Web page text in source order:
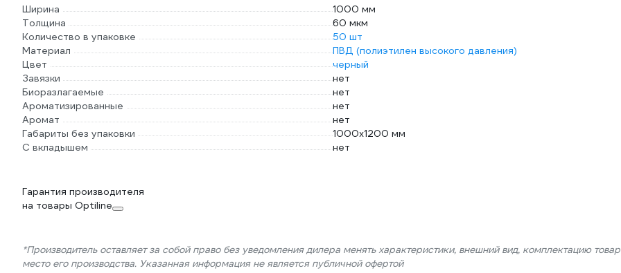
Ширина
1000 мм
Толщина
60 мкм
Количество в упаковке
50 шт
Материал
ПВД (полиэтилен высокого давления)
Цвет
черный
Завязки
нет
Биоразлагаемые
нет
Ароматизированные
нет
Аромат
нет
Габариты без упаковки
1000х1200 мм
С вкладышем
нет
Гарантия производителя
на товары Optiline
*Производитель оставляет за собой право без уведомления дилера менять характеристики, внешний вид, комплектацию
место его производства. Указанная информация не является публичной офертой